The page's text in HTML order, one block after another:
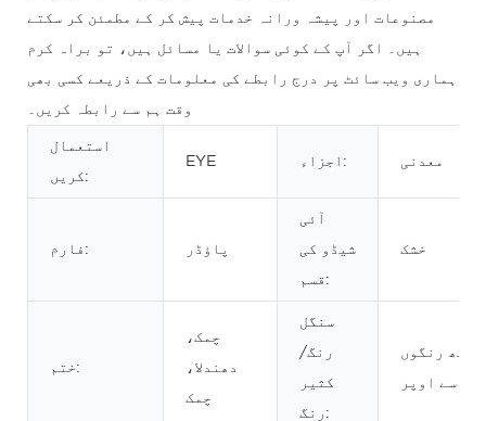
مصنوعات اور پیشہ ورانہ خدمات پیش کر کے مطمئن کر سکتے
ہیں۔ اگر آپ کے کوئی سوالات یا مسائل ہیں، تو براہ کرم
ہماری ویب سائٹ پر درج رابطے کی معلومات کے ذریعے کسی بھی
وقت ہم سے رابطہ کریں۔
استعمال
کریں:
EYE اجزاء: معدنی
فارم: پاؤڈر
آئی
شیڈو کی
قسم:
خشک
ختم:
چمک،
دھندلا،
چمک
سنگل
رنگ/
کثیر
رنگ:
آٹھ رنگوں
سے اوپر